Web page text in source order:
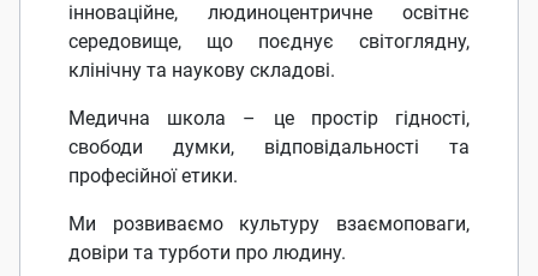
інноваційне, людиноцентричне освітнє
середовище, що поєднує світоглядну,
клінічну та наукову складові.
Медична школа – це простір гідності,
свободи думки, відповідальності та
професійної етики.
Ми розвиваємо культуру взаємоповаги,
довіри та турботи про людину.